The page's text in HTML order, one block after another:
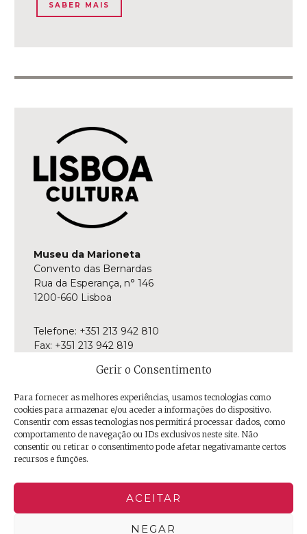
Gerir o Consentimento
Para fornecer as melhores experiências, usamos tecnologias como
cookies para armazenar e/ou aceder a informações do dispositivo.
Consentir com essas tecnologias nos permitirá processar dados, como
comportamento de navegação ou IDs exclusivos neste site. Não
consentir ou retirar o consentimento pode afetar negativamante certos
recursos e funções.
ACEITAR
NEGAR
SABER MAIS
Museu da Marioneta
Convento das Bernardas
Rua da Esperança, n° 146
1200-660 Lisboa
Telefone: +351 213 942 810
Fax: +351 213 942 819
Aberto de terça-feira a domingo
Das 10h às 18h
Última entrada às 17h30
Facebook
TwitterInstagram
Trip